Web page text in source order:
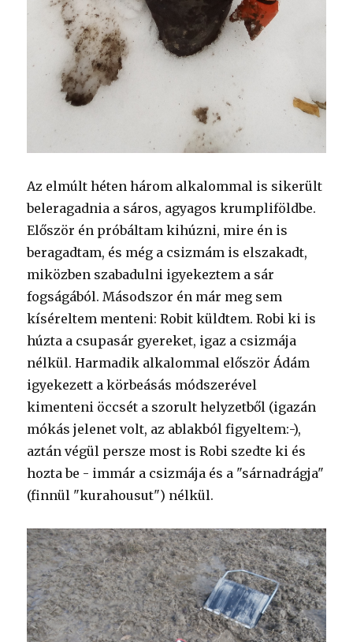
Az elmúlt héten három alkalommal is sikerült
beleragadnia a sáros, agyagos krumpliföldbe.
Először én próbáltam kihúzni, mire én is
beragadtam, és még a csizmám is elszakadt,
miközben szabadulni igyekeztem a sár
fogságából. Másodszor én már meg sem
kíséreltem menteni: Robit küldtem. Robi ki is
húzta a csupasár gyereket, igaz a csizmája
nélkül. Harmadik alkalommal először Ádám
igyekezett a körbeásás módszerével
kimenteni öccsét a szorult helyzetből (igazán
mókás jelenet volt, az ablakból figyeltem:-),
aztán végül persze most is Robi szedte ki és
hozta be - immár a csizmája és a "sárnadrágja"
(finnül "kurahousut") nélkül.